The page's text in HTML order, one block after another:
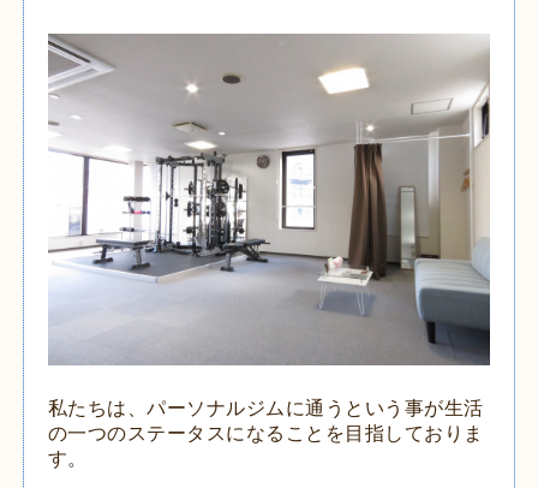
私たちは、パーソナルジムに通うという事が生活
の一つのステータスになることを目指しておりま
す。